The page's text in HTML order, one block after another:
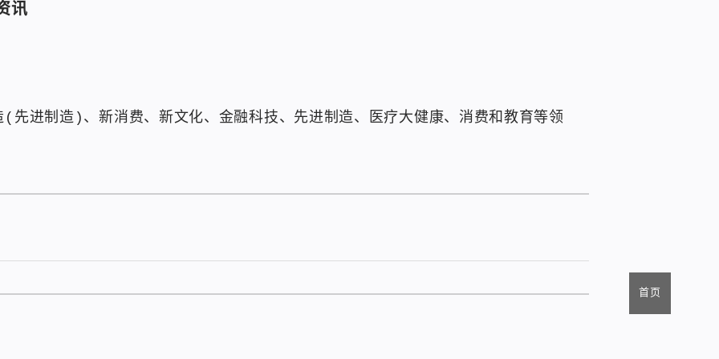
讯
先进制造)、新消费、新文化、金融科技、先进制造、医疗大健康、消费和教育等领
首页